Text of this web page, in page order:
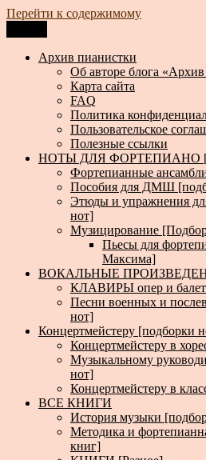
Перейти к содержимому
Архив пианистки
Всё для пианистов: ноты, книги,
Архив пианистки
Об авторе блога
Карта сайта
FAQ
Политика
Пользовательское
Полезные ссылки
НОТЫ ДЛЯ ФОРТЕПИАНО
Фортепианные
Пособия для ДМШ
Этюды и упражнения
нот]
Музицирование
Пьесы для
Максима]
ВОКАЛЬНЫЕ
КЛАВИРЫ опер и
Песни военных и
нот]
Концертмейстеру [подборки
Концертмейстеру в
Музыкальному
нот]
Концертмейстеру в
ВСЕ КНИГИ
История музыки
Методика и
книг]